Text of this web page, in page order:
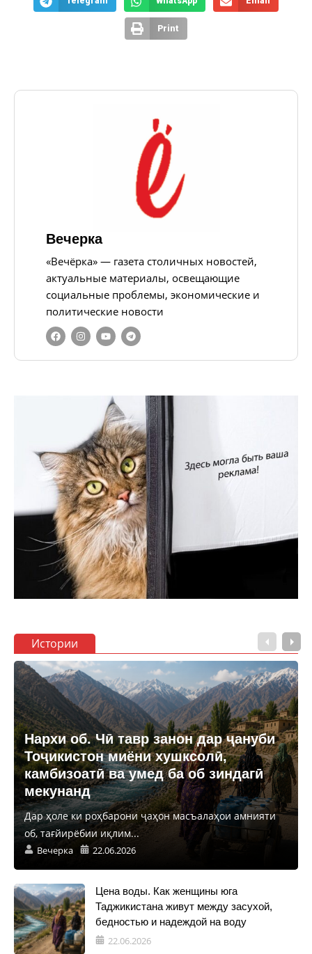
Print
Вечерка
«Вечёрка» — газета столичных новостей,
актуальные материалы, освещающие
социальные проблемы, экономические и
политические новости
Истории
Нархи об. Чӣ тавр занон дар ҷануби
Тоҷикистон миёни хушксолӣ,
камбизоатӣ ва умед ба об зиндагӣ
мекунанд
Дар ҳоле ки роҳбарони ҷаҳон масъалаҳои амнияти
об, тағйирёбии иқлим...
Вечерка 22.06.2026
Цена воды. Как женщины юга
Таджикистана живут между засухой,
бедностью и надеждой на воду
22.06.2026